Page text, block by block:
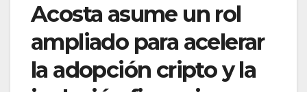
Acosta asume un rol
ampliado para acelerar
la adopción cripto y la